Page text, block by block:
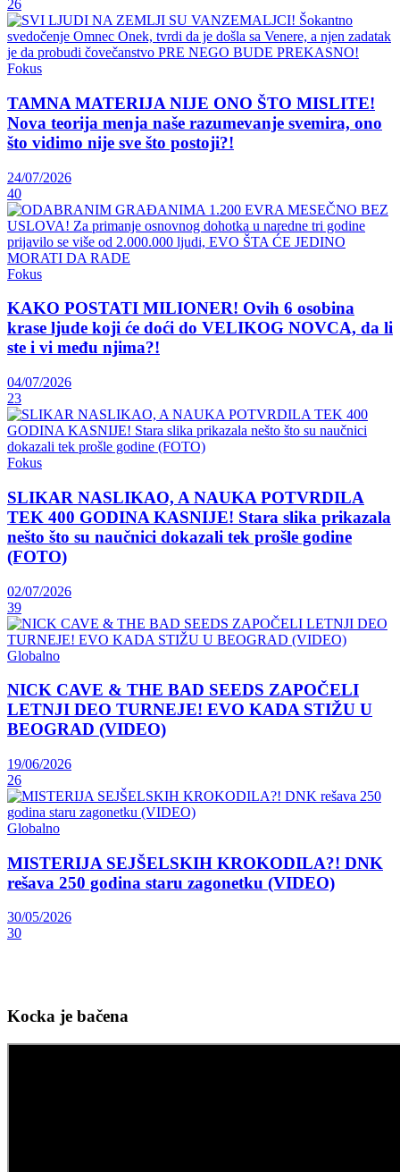
26
Fokus
TAMNA MATERIJA NIJE ONO ŠTO MISLITE!
Nova teorija menja naše razumevanje svemira, ono
što vidimo nije sve što postoji?!
24/07/2026
40
Fokus
KAKO POSTATI MILIONER! Ovih 6 osobina
krase ljude koji će doći do VELIKOG NOVCA, da li
ste i vi među njima?!
04/07/2026
23
Fokus
SLIKAR NASLIKAO, A NAUKA POTVRDILA
TEK 400 GODINA KASNIJE! Stara slika prikazala
nešto što su naučnici dokazali tek prošle godine
(FOTO)
02/07/2026
39
Globalno
NICK CAVE & THE BAD SEEDS ZAPOČELI
LETNJI DEO TURNEJE! EVO KADA STIŽU U
BEOGRAD (VIDEO)
19/06/2026
26
Globalno
MISTERIJA SEJŠELSKIH KROKODILA?! DNK
rešava 250 godina staru zagonetku (VIDEO)
30/05/2026
30
Kocka je bačena